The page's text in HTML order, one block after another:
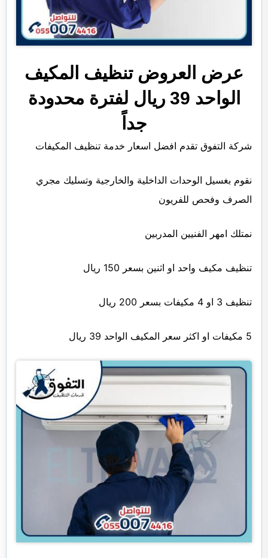
عرض العروض تنظيف المكيف
الواحد 39 ريال لفترة محدودة
جداً
شركة التفوق تقدم افضل اسعار خدمة تنظيف المكيفات
نقوم بغسيل الوحدات الداخلية والخارجية وتسليك مجري
الصرف وفحص للفريون
نمتلك امهر الفنيين المدربين
تنظيف مكيف واحد او اثنين بسعر 150 ريال
تنظيف 3 او 4 مكيفات بسعر 200 ريال
5 مكيفات او اكثر سعر المكيف الواحد 39 ريال